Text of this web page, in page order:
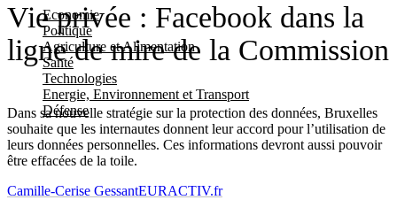
Economie
Politique
Agriculture et Alimentation
Santé
Technologies
Energie, Environnement et Transport
Défense
Vie privée : Facebook dans la
ligne de mire de la Commission
Dans sa nouvelle stratégie sur la protection des données, Bruxelles
souhaite que les internautes donnent leur accord pour l’utilisation de
leurs données personnelles. Ces informations devront aussi pouvoir
être effacées de la toile.
Camille-Cerise GessantEURACTIV.fr